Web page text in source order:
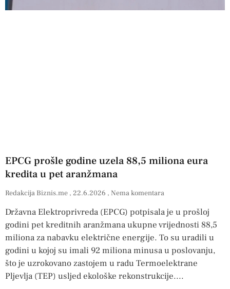
EPCG prošle godine uzela 88,5 miliona eura
kredita u pet aranžmana
Redakcija Biznis.me 22.6.2026 Nema komentara
Državna Elektroprivreda (EPCG) potpisala je u prošloj
godini pet kreditnih aranžmana ukupne vrijednosti 88,5
miliona za nabavku električne energije. To su uradili u
godini u kojoj su imali 92 miliona minusa u poslovanju,
što je uzrokovano zastojem u radu Termoelektrane
Pljevlja (TEP) usljed ekološke rekonstrukcije.